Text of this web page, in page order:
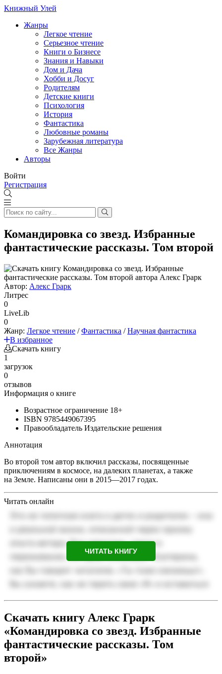
Книжный Улей
Жанры
Легкое чтение
Серьезное чтение
Книги о Бизнесе
Знания и Навыки
Дом и Дача
Хобби и Досуг
Родителям
Детские книги
Психология
История
Фантастика
Любовные романы
Зарубежная литература
Все Жанры
Авторы
Войти
Регистрация
Командировка со звезд. Избранные
фантастические рассказы. Том второй
Автор: Алекс Грарк
Литрес
0
LiveLib
0
Жанр: Легкое чтение /Фантастика /Научная фантастика
В избранное
Скачать книгу
1
загрузок
0
отзывов
Информация о книге
Возрастное ограничение 18+
ISBN 9785449067395
Правообладатель Издательские решения
Аннотация
Во второй том автор включил рассказы, посвященные
приключениям в космосе, на далеких планетах, а также
на Земле. Написаны они в 2015—2017 годах.
Читать онлайн
ЧИТАТЬ КНИГУ
Скачать книгу Алекс Грарк
«Командировка со звезд. Избранные
фантастические рассказы. Том
второй»